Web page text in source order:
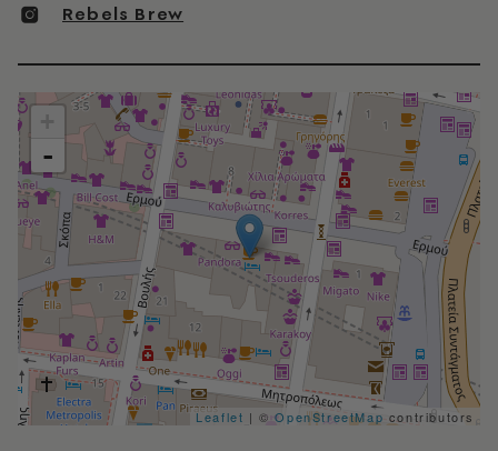
Rebels Brew
-
Leaflet | ©OpenStreetMap contributors